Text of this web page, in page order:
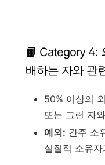
📙 Category 4:
배하는 자와 관
50% 이상의
또는 그런 자
예외: 간주 소
실질적 소유